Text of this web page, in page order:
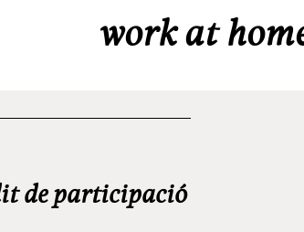
work at
de participació